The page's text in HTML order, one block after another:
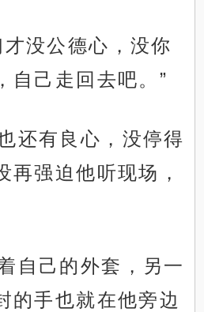
才没公德心，没你
自己走回去吧。”
还有良心，没停得
再强迫他听现场，
自己的外套，另一
的手也就在他旁边